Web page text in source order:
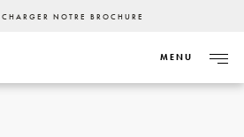
NOTRE BROCHURE
MENU